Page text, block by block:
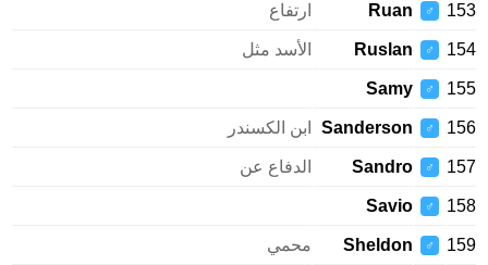
153
♂
Ruan ارتفاع
154
♂
Ruslan الأسد مثل
155
♂
Samy
156
♂
Sanderson ابن الكسندر
157
♂
Sandro الدفاع عن
158
♂
Savio
159
♂
Sheldon محمي